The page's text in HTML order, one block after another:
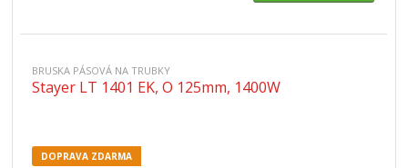
BRUSKA PÁSOVÁ NA TRUBKY
Stayer LT 1401 EK, O 125mm, 1400W
DOPRAVA ZDARMA